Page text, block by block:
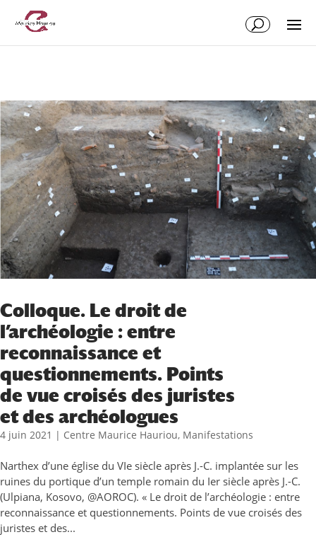
Colloque. Le droit de
l’archéologie : entre
reconnaissance et
questionnements. Points
de vue croisés des juristes
et des archéologues
4 juin 2021 | Centre Maurice Hauriou, Manifestations
Narthex d’une église du VIe siècle après J.-C. implantée sur les
ruines du portique d’un temple romain du Ier siècle après J.-C.
(Ulpiana, Kosovo, @AOROC). « Le droit de l’archéologie : entre
reconnaissance et questionnements. Points de vue croisés des
juristes et des...